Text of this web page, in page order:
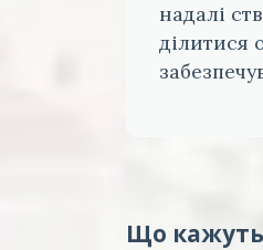
надалі
ділитися
Що